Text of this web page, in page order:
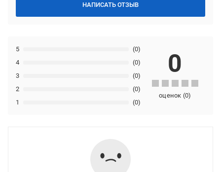
НАПИСАТЬ ОТЗЫВ
1 (0)
2 (0)
3 (0)
4 (0)
5 (0)
0
оценок (0)